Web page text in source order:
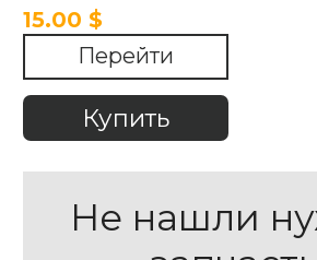
15.00 $
Перейти
Купить
Не нашли